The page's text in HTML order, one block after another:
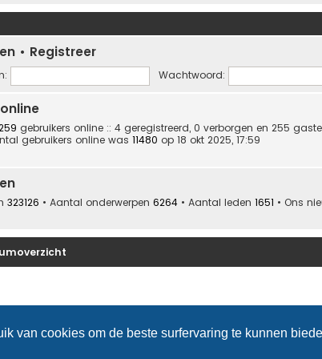
van cookies om de beste surfervaring te kunnen
• Registreer
Wachtwoord:
gebruikers online :: 4 geregistreerd, 0 verborgen en 255
gebruikers online was 11480 op 18 okt 2025, 17:59
323126 • Aantal onderwerpen 6264 • Aantal leden 1651 • Ons